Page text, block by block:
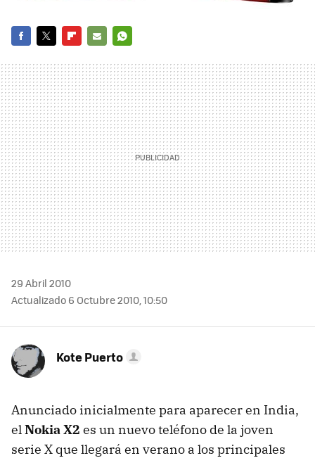
MAIL
29 Abril 2010
Actualizado 6 Octubre 2010, 10:50
Kote Puerto
Anunciado inicialmente para aparecer en India,
elNokia X2 es un nuevo teléfono de la joven
serie X que llegará en verano a los principales